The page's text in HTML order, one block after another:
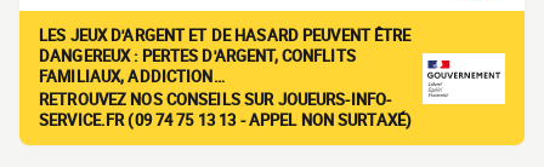
LES JEUX D'ARGENT ET DE HASARD PEUVENT ÊTRE
DANGEREUX : PERTES D'ARGENT, CONFLITS
FAMILIAUX, ADDICTION…
RETROUVEZ NOS CONSEILS SUR JOUEURS-INFO-
SERVICE.FR (09 74 75 13 13 - APPEL NON SURTAXÉ)